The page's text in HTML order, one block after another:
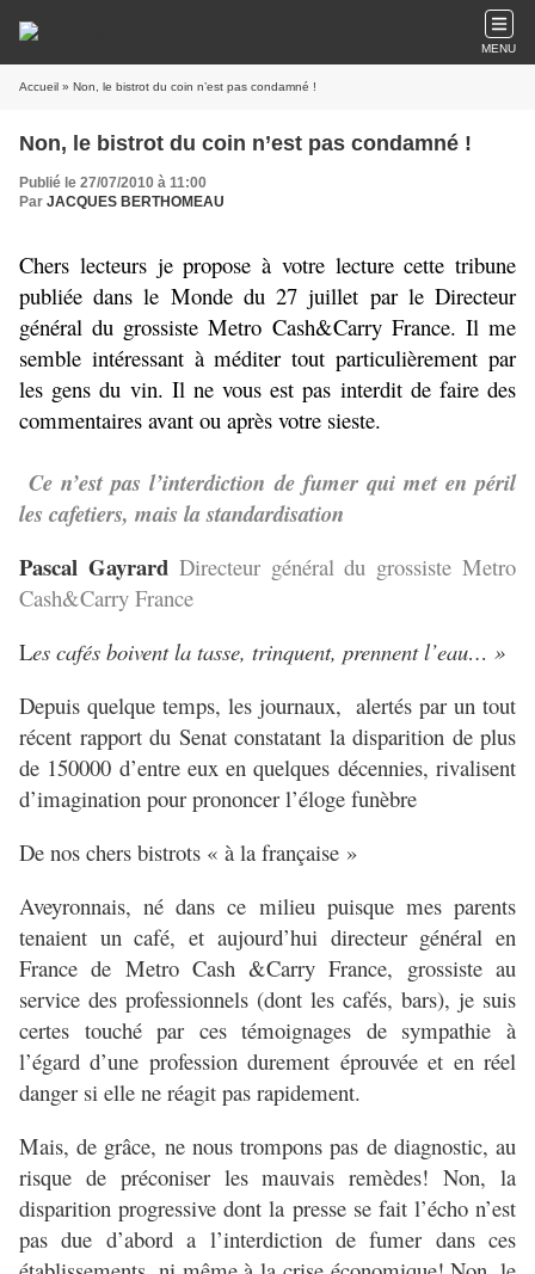
MENU
Accueil » Non, le bistrot du coin n’est pas condamné !
Non, le bistrot du coin n’est pas condamné !
Publié le 27/07/2010 à 11:00
Par JACQUES BERTHOMEAU
Chers lecteurs je propose à votre lecture cette tribune
publiée dans le Monde du 27 juillet par le Directeur
général du grossiste Metro Cash&Carry France. Il me
semble intéressant à méditer tout particulièrement par
les gens du vin. Il ne vous est pas interdit de faire des
commentaires avant ou après votre sieste.
Ce n’est pas l’interdiction de fumer qui met en péril
les cafetiers, mais la standardisation
Pascal Gayrard Directeur général du grossiste Metro
Cash&Carry France
Les cafés boivent la tasse, trinquent, prennent l’eau… »
Depuis quelque temps, les journaux, alertés par un tout
récent rapport du Senat constatant la disparition de plus
de 150000 d’entre eux en quelques décennies, rivalisent
d’imagination pour prononcer l’éloge funèbre
De nos chers bistrots « à la française »
Aveyronnais, né dans ce milieu puisque mes parents
tenaient un café, et aujourd’hui directeur général en
France de Metro Cash &Carry France, grossiste au
service des professionnels (dont les cafés, bars), je suis
certes touché par ces témoignages de sympathie à
l’égard d’une profession durement éprouvée et en réel
danger si elle ne réagit pas rapidement.
Mais, de grâce, ne nous trompons pas de diagnostic, au
risque de préconiser les mauvais remèdes! Non, la
disparition progressive dont la presse se fait l’écho n’est
pas due d’abord a l’interdiction de fumer dans ces